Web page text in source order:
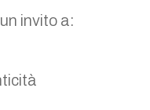
invito a: